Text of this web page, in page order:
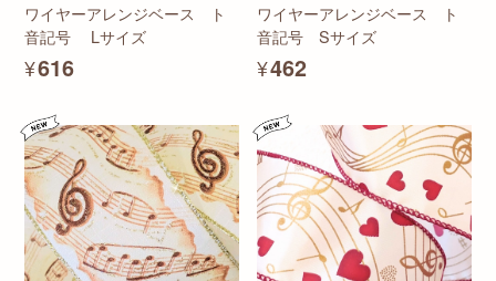
ワイヤーアレンジベース ト
音記号 Lサイズ
¥616
ワイヤーアレンジベース ト
音記号 Sサイズ
¥462